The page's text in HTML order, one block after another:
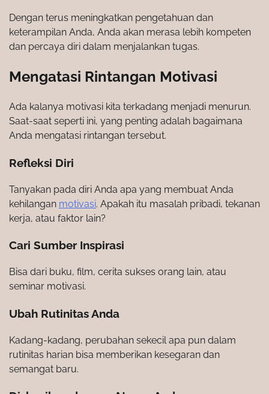
Dengan terus meningkatkan pengetahuan dan
keterampilan Anda, Anda akan merasa lebih kompeten
dan percaya diri dalam menjalankan tugas.
Mengatasi Rintangan Motivasi
Ada kalanya motivasi kita terkadang menjadi menurun.
Saat-saat seperti ini, yang penting adalah bagaimana
Anda mengatasi rintangan tersebut.
Refleksi Diri
Tanyakan pada diri Anda apa yang membuat Anda
kehilangan motivasi. Apakah itu masalah pribadi, tekanan
kerja, atau faktor lain?
Cari Sumber Inspirasi
Bisa dari buku, film, cerita sukses orang lain, atau
seminar motivasi.
Ubah Rutinitas Anda
Kadang-kadang, perubahan sekecil apa pun dalam
rutinitas harian bisa memberikan kesegaran dan
semangat baru.